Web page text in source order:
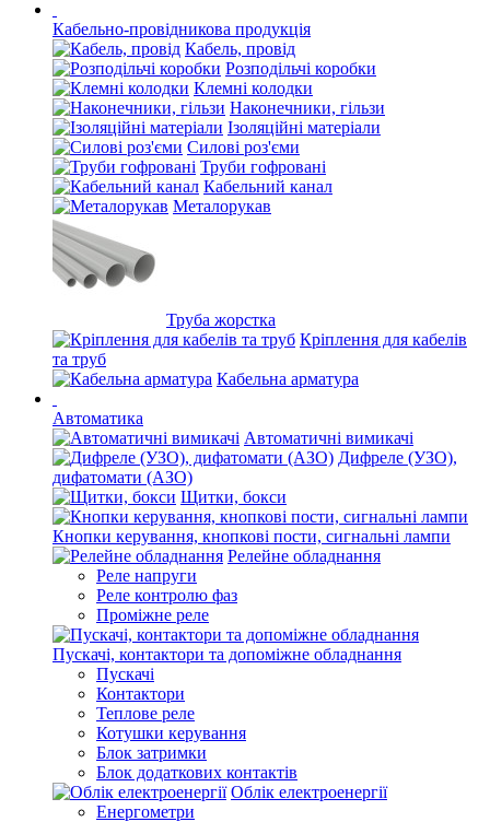
Кабельно-провідникова продукція
Кабель, провід
Розподільчі коробки
Клемні колодки
Наконечники, гільзи
Ізоляційні матеріали
Силові роз'єми
Труби гофровані
Кабельний канал
Металорукав
Труба жорстка
Кріплення для кабелів
та труб
Кабельна арматура
Автоматика
Автоматичні вимикачі
Дифреле (УЗО),
дифатомати (АЗО)
Щитки, бокси
Кнопки керування, кнопкові пости, сигнальні лампи
Релейне обладнання
Реле напруги
Реле контролю фаз
Проміжне реле
Пускачі, контактори та допоміжне обладнання
Пускачі
Контактори
Теплове реле
Котушки керування
Блок затримки
Блок додаткових контактів
Облік електроенергії
Енергометри